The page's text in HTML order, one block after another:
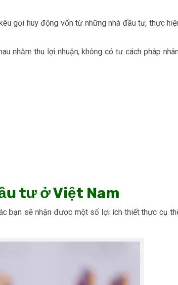
gọi huy động vốn từ những nhà đầu tư, thực
nhằm thu lợi nhuận, không có tư cách pháp
tư ở Việt Nam
bạn sẽ nhận được một số lợi ích thiết thực cụ